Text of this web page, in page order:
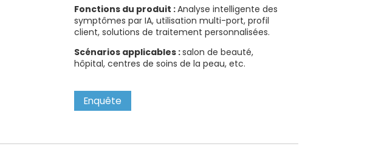
Fonctions du produit :Analyse intelligente des
symptômes par IA, utilisation multi-port, profil
client, solutions de traitement personnalisées.
Scénarios applicables :salon de beauté,
hôpital, centres de soins de la peau, etc.
Enquête